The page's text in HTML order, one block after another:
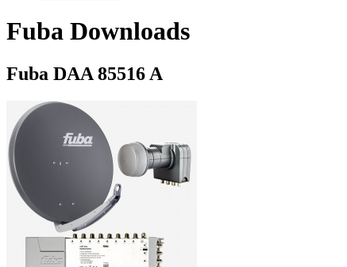
Fuba Downloads
Fuba DAA 85516 A